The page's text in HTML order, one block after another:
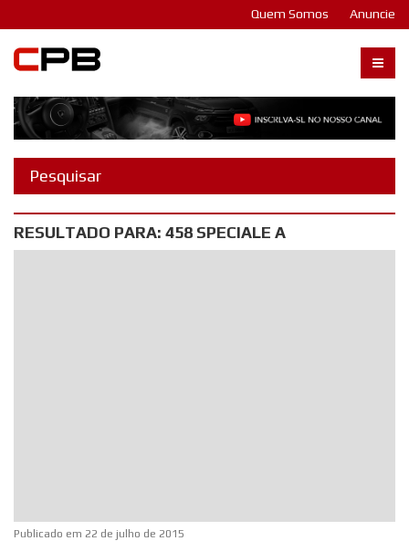
Quem Somos Anuncie
RESULTADO PARA: 458 SPECIALE A
Publicado em 22 de julho de 2015